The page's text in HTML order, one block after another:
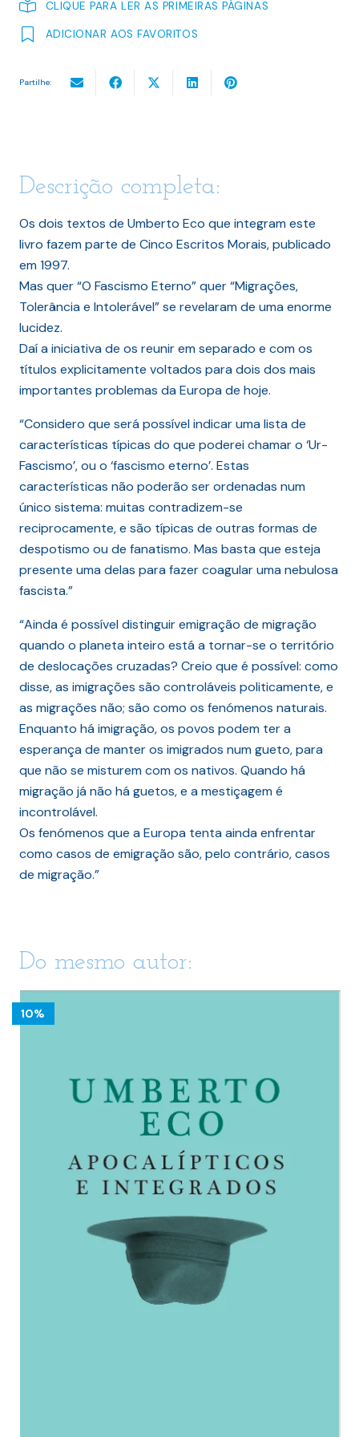
CLIQUE PARA LER AS PRIMEIRAS PÁGINAS
ADICIONAR AOS FAVORITOS
Partilhe:
Descrição completa:
Os dois textos de Umberto Eco que integram este
livro fazem parte de Cinco Escritos Morais, publicado
em 1997.
Mas quer “O Fascismo Eterno” quer “Migrações,
Tolerância e Intolerável” se revelaram de uma enorme
lucidez.
Daí a iniciativa de os reunir em separado e com os
títulos explicitamente voltados para dois dos mais
importantes problemas da Europa de hoje.
“Considero que será possível indicar uma lista de
características típicas do que poderei chamar o ‘Ur-
Fascismo’, ou o ‘fascismo eterno’. Estas
características não poderão ser ordenadas num
único sistema: muitas contradizem-se
reciprocamente, e são típicas de outras formas de
despotismo ou de fanatismo. Mas basta que esteja
presente uma delas para fazer coagular uma nebulosa
fascista.”
“Ainda é possível distinguir emigração de migração
quando o planeta inteiro está a tornar-se o território
de deslocações cruzadas? Creio que é possível: como
disse, as imigrações são controláveis politicamente, e
as migrações não; são como os fenómenos naturais.
Enquanto há imigração, os povos podem ter a
esperança de manter os imigrados num gueto, para
que não se misturem com os nativos. Quando há
migração já não há guetos, e a mestiçagem é
incontrolável.
Os fenómenos que a Europa tenta ainda enfrentar
como casos de emigração são, pelo contrário, casos
de migração.”
Do mesmo autor:
10%